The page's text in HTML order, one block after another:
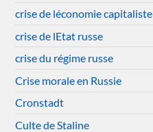
crise de léconomie capitaliste
crise de lEtat russe
crise du régime russe
Crise morale en Russie
Cronstadt
Culte de Staline